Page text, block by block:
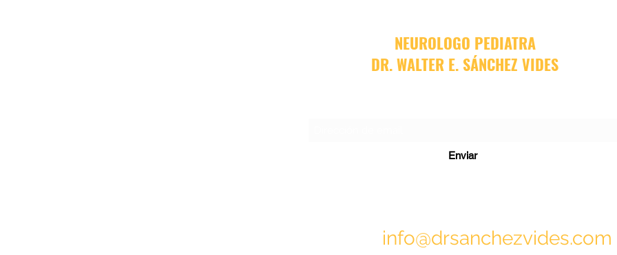
NEUROLOGO PEDIATRA
DR. WALTER E. SÁNCHEZ VIDES
Enviar
info@drsanchezvides.com